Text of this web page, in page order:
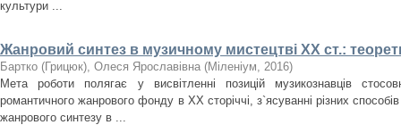
культури ...
Жанровий синтез в музичному мистецтві ХХ ст.:
Бартко (Грицюк), Олеся Ярославівна (Міленіум, 2016)
Мета роботи полягає у висвітленні позицій музикознавців
романтичного жанрового фонду в ХХ сторіччі, з`ясуванні різних
жанрового синтезу в ...